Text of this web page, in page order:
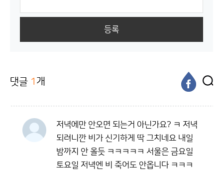
등록
댓글 1 개
저녁에만 안오면 되는거 아닌가요? ㅋ 저녁
되려니깐 비가 신기하게 딱 그치네요 내일
밤까지 안 올듯 ㅋㅋㅋㅋㅋ 서울은 금요일
토요일 저녁엔 비 죽어도 안옵니다 ㅋㅋㅋ